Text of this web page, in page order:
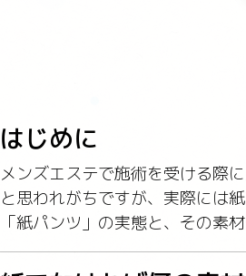
はじめに
メンズエステで施術を受ける際
と思われがちですが、実際には
「紙パンツ」の実態と、その素